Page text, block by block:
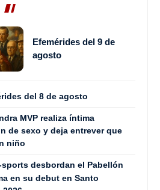
Efemérides del 9 de
agosto
del 8 de agosto
MVP realiza íntima
de sexo y deja entrever que
niño
sports desbordan el Pabellón
en su debut en Santo